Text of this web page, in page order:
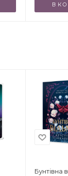
В
Бунтівна